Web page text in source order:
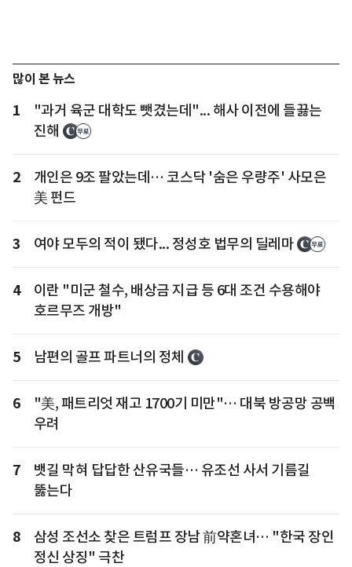
많이 본 뉴스
1
"과거 육군 대학도 뺏겼는데"... 해사 이전에 들끓는
진해
2
개인은 9조 팔았는데… 코스닥 '숨은 우량주' 사모은
美 펀드
3 여야 모두의 적이 됐다... 정성호 법무의 딜레마
4
이란 "미군 철수, 배상금 지급 등 6대 조건 수용해야
호르무즈 개방"
5 남편의 골프 파트너의 정체
6
"美, 패트리엇 재고 1700기 미만"… 대북 방공망 공백
우려
7
뱃길 막혀 답답한 산유국들… 유조선 사서 기름길
뚫는다
8
삼성 조선소 찾은 트럼프 장남 前약혼녀… "한국 장인
정신 상징" 극찬